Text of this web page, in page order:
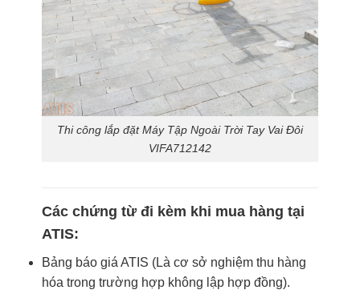
Thi công lắp đặt Máy Tập Ngoài Trời Tay Vai Đôi
VIFA712142
Các chứng từ đi kèm khi mua hàng tại
ATIS:
Bảng báo giá ATIS (Là cơ sở nghiệm thu hàng
hóa trong trường hợp không lập hợp đồng).